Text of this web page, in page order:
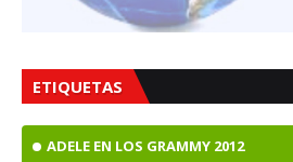
ETIQUETAS
ADELE EN LOS GRAMMY 2012